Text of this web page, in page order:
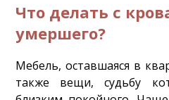
Что делать с
умершего?
Мебель, оставшаяся в
также вещи, судьбу